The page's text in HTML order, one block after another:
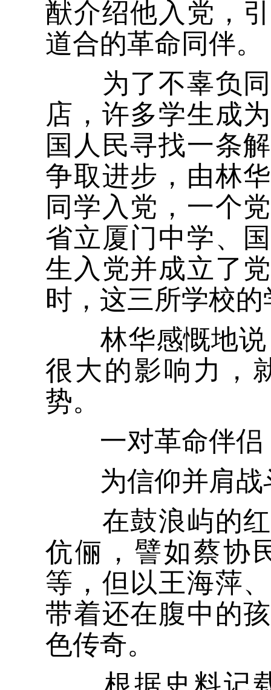
猷介绍他入党，
道合的革命同伴。
为了不辜负同
店，许多学生成
国人民寻找一条
争取进步，由林
同学入党，一个
省立厦门中学、
生入党并成立了
时，这三所学校
林华感慨地说
很大的影响力，
势。
一对革命伴侣
为信仰并肩战
在鼓浪屿的红
伉俪，譬如蔡协
等，但以王海萍
带着还在腹中的
色传奇。